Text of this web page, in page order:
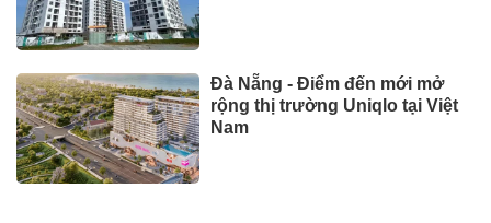
Đà Nẵng - Điểm đến mới mở
rộng thị trường Uniqlo tại Việt
Nam